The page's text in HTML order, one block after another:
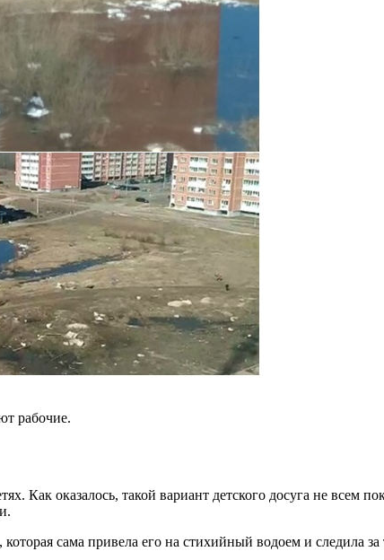
рабочие.
Как оказалось, такой вариант детского досуга не всем
сама привела его на стихийный водоем и следила